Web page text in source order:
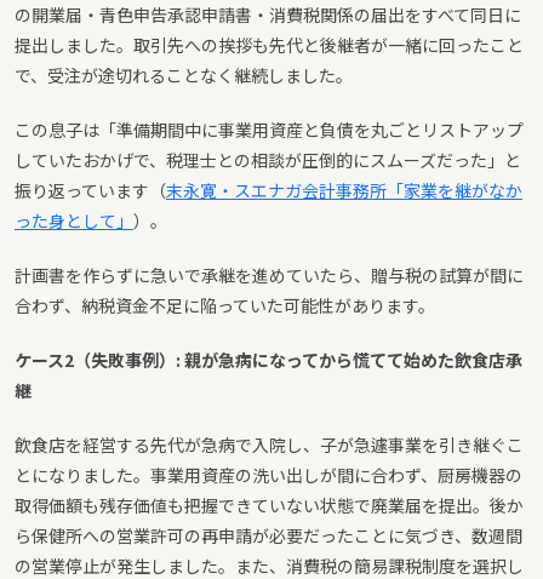
の開業届・青色申告承認申請書・消費税関係の届出をすべて同日に
提出しました。取引先への挨拶も先代と後継者が一緒に回ったこと
で、受注が途切れることなく継続しました。
この息子は「準備期間中に事業用資産と負債を丸ごとリストアップ
していたおかげで、税理士との相談が圧倒的にスムーズだった」と
振り返っています（末永寛・スエナガ会計事務所「家業を継がなか
った身として」 ）。
計画書を作らずに急いで承継を進めていたら、贈与税の試算が間に
合わず、納税資金不足に陥っていた可能性があります。
ケース2（失敗事例）: 親が急病になってから慌てて始めた飲食店承
継
飲食店を経営する先代が急病で入院し、子が急遽事業を引き継ぐこ
とになりました。事業用資産の洗い出しが間に合わず、厨房機器の
取得価額も残存価値も把握できていない状態で廃業届を提出。後か
ら保健所への営業許可の再申請が必要だったことに気づき、数週間
の営業停止が発生しました。また、消費税の簡易課税制度を選択し